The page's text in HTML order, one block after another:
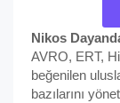
Nikos
AVRO, ERT,
beğenilen
bazılarını